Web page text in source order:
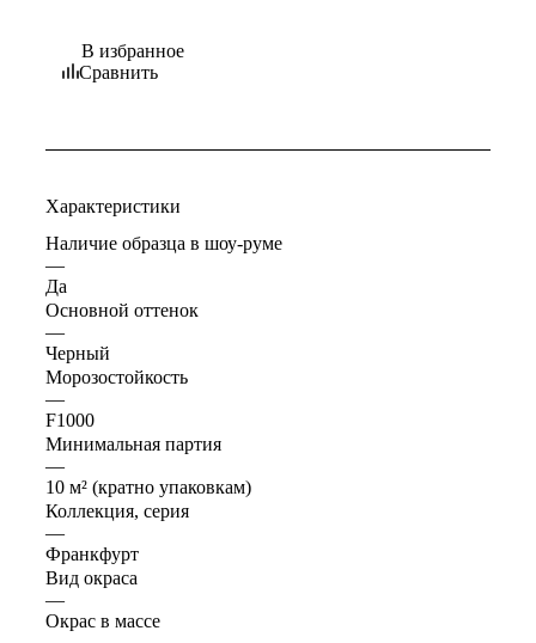
В избранное
Сравнить
Характеристики
Наличие образца в шоу-руме
—
Да
Основной оттенок
—
Черный
Морозостойкость
—
F1000
Минимальная партия
—
10 м² (кратно упаковкам)
Коллекция, серия
—
Франкфурт
Вид окраса
—
Окрас в массе